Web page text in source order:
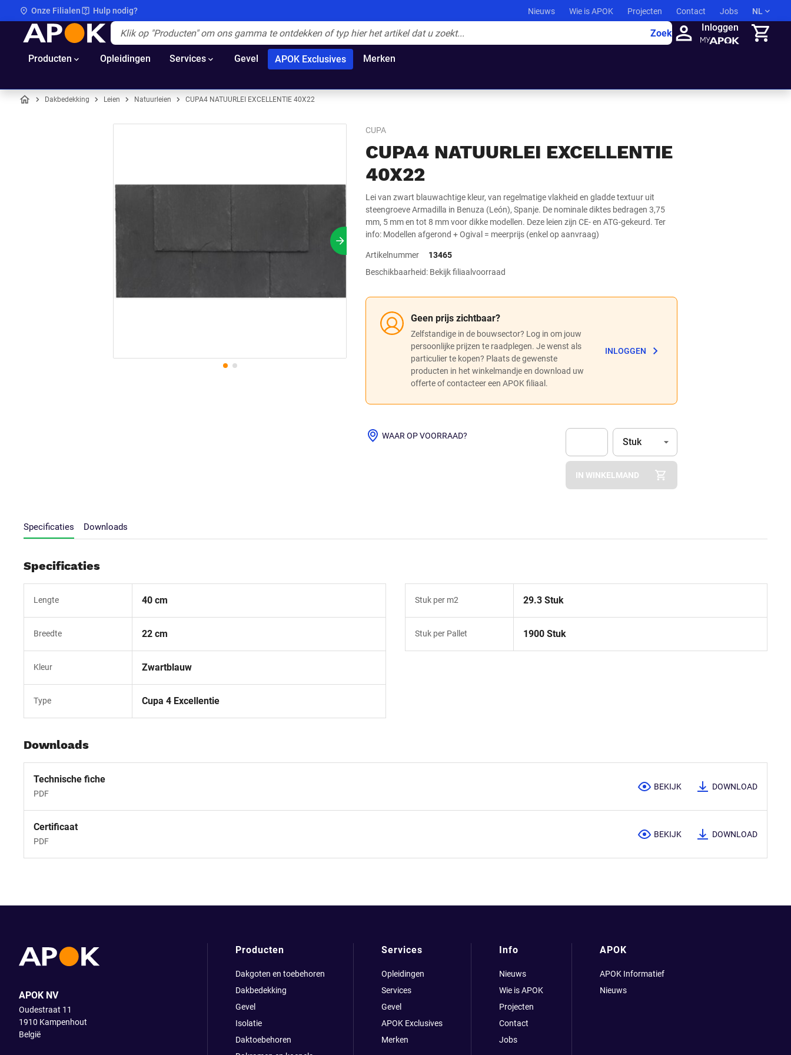
Onze Filialen Hulp nodig? Nieuws Wie is APOK Projecten Contact Jobs NL
APOK Zoek
Inloggen
Producten Opleidingen Services Gevel APOK Exclusives Merken
Dakbedekking Leien Natuurleien CUPA4 NATUURLEI EXCELLENTIE 40X22
CUPA
CUPA4 NATUURLEI EXCELLENTIE
40X22
Lei van zwart blauwachtige kleur, van regelmatige vlakheid en gladde textuur uit
steengroeve Armadilla in Benuza (León), Spanje. De nominale diktes bedragen 3,75
mm, 5 mm en tot 8 mm voor dikke modellen. Deze leien zijn CE- en ATG-gekeurd. Ter
info: Modellen afgerond + Ogival = meerprijs (enkel op aanvraag)
Volgende slide
Artikelnummer
13465
Beschikbaarheid: Bekijk filiaalvoorraad
Geen prijs zichtbaar?
Zelfstandige in de bouwsector? Log in om jouw
persoonlijke prijzen te raadplegen. Je wenst als
particulier te kopen? Plaats de gewenste
producten in het winkelmandje en download uw
offerte of contacteer een APOK filiaal.
INLOGGEN
WAAR OP VOORRAAD?
Apok.Product.Detail.AddToCart.Quantity
Eenheid (Optioneel)
Stuk
IN WINKELMAND
Specificaties Downloads
Specificaties
Lengte 40 cm
Breedte 22 cm
Kleur Zwartblauw
Type Cupa 4 Excellentie
Stuk per m2 29.3 Stuk
Stuk per Pallet 1900 Stuk
Downloads
Technische fiche
PDF
BEKIJK DOWNLOAD
Certificaat
PDF
BEKIJK DOWNLOAD
APOK NV
Oudestraat 11
1910 Kampenhout
België
Producten
Dakgoten en toebehoren
Dakbedekking
Gevel
Isolatie
Daktoebehoren
Services
Opleidingen
Services
Gevel
APOK Exclusives
Merken
Info
Nieuws
Wie is APOK
Projecten
Contact
Jobs
APOK
APOK Informatief
Nieuws